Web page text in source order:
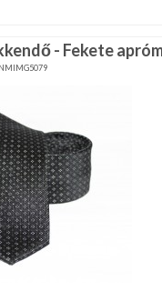
- Fekete
NMIMG5079